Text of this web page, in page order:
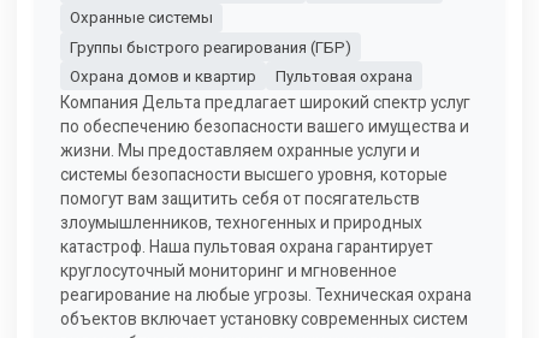
Охранные системы
Группы быстрого реагирования (ГБР)
Охрана домов и квартир
Пультовая охрана
Компания Дельта предлагает широкий спектр услуг
по обеспечению безопасности вашего имущества и
жизни. Мы предоставляем охранные услуги и
системы безопасности высшего уровня, которые
помогут вам защитить себя от посягательств
злоумышленников, техногенных и природных
катастроф. Наша пультовая охрана гарантирует
круглосуточный мониторинг и мгновенное
реагирование на любые угрозы. Техническая охрана
объектов включает установку современных систем